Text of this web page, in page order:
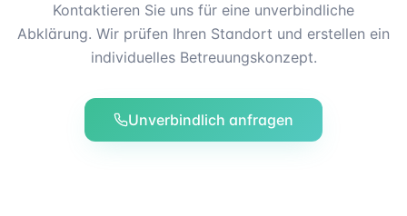
Kontaktieren Sie uns für eine unverbindliche
Abklärung. Wir prüfen Ihren Standort und erstellen ein
individuelles Betreuungskonzept.
Unverbindlich anfragen